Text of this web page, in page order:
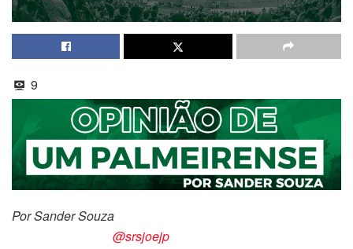
9
Por Sander Souza
@srsjoejp